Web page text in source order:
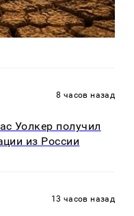
8 часов назад
Уолкер получил
из России
13 часов назад